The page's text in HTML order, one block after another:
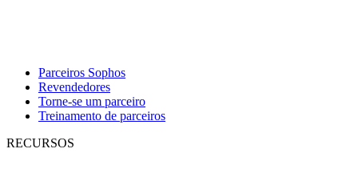
Parceiros Sophos
Revendedores
Torne-se um parceiro
Treinamento de parceiros
RECURSOS